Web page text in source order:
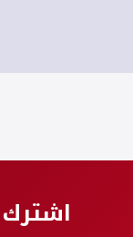
اشترك